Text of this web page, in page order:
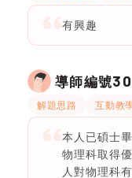
有興趣
導師編號
解題思路 互動教
本人已碩士
物理科取得
人對物理科